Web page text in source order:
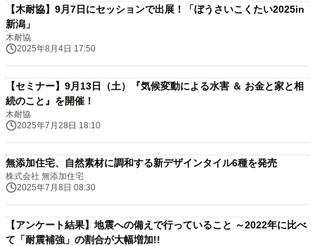
【木耐協】9月7日にセッションで出展！「ぼうさいこくたい2025in
新潟」
木耐協
2025年8月4日 17:50
【セミナー】9月13日（土）『気候変動による水害 ＆ お金と家と相
続のこと』を開催！
木耐協
2025年7月28日 18:10
無添加住宅、自然素材に調和する新デザインタイル6種を発売
株式会社 無添加住宅
2025年7月8日 08:30
【アンケート結果】地震への備えで行っていること ～2022年に比べ
て「耐震補強」の割合が大幅増加!!